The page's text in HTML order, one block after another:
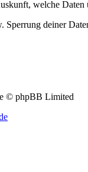
welche Daten
Sperrung deiner
© phpBB Limited